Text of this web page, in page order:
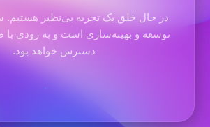
در حال خلق یک تجربه بی‌نظیر
توسعه و بهینه‌سازی است و به زودی با
دسترس خواهد بود.